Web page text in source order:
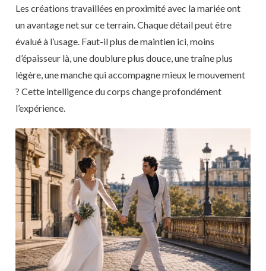
Les créations travaillées en proximité avec la mariée ont
un avantage net sur ce terrain. Chaque détail peut être
évalué à l’usage. Faut-il plus de maintien ici, moins
d’épaisseur là, une doublure plus douce, une traîne plus
légère, une manche qui accompagne mieux le mouvement
? Cette intelligence du corps change profondément
l’expérience.